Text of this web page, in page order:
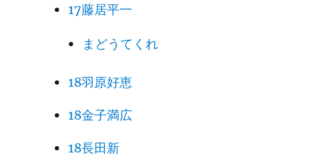
17藤居平一
まどうてくれ
18羽原好恵
18金子満広
18長田新